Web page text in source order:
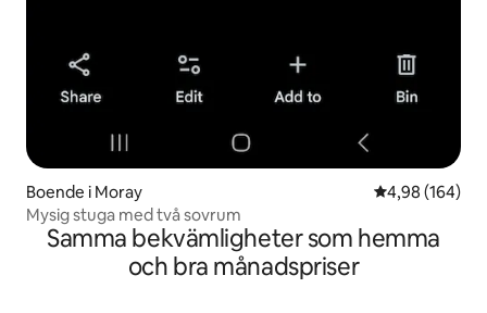
Boende i Moray 4,98 av 5 i
4,98 (164)
Mysig stuga med två sovrum
Samma bekvämligheter som hemma
och bra månadspriser